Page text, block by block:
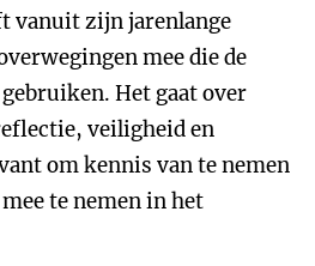
vanuit zijn jarenlange
mee die de
Het gaat over
veiligheid en
om kennis van te nemen
te nemen in het